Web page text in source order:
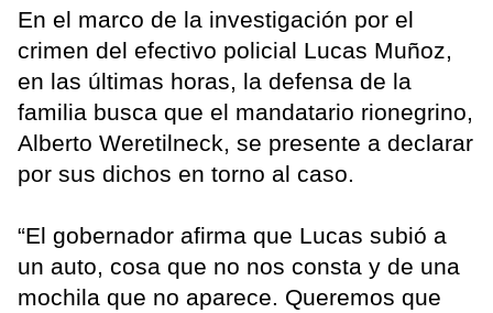
En el marco de la investigación por el
crimen del efectivo policial Lucas Muñoz,
en las últimas horas, la defensa de la
familia busca que el mandatario rionegrino,
Alberto Weretilneck, se presente a declarar
por sus dichos en torno al caso.
“El gobernador afirma que Lucas subió a
un auto, cosa que no nos consta y de una
mochila que no aparece. Queremos que